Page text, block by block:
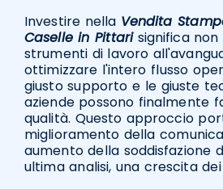
Investire nella Vendita
Caselle in Pittarisignifica non
strumenti di lavoro
ottimizzare l'intero flusso
giusto supporto e le giuste
aziende possono finalmente
qualità. Questo approccio
miglioramento della
aumento della soddisfazione
ultima analisi, una crescita